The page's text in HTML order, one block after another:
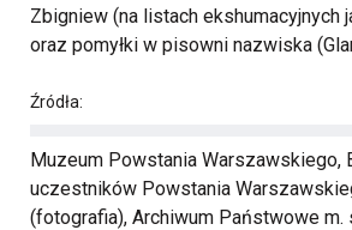
Zbigniew (na listach ekshumacyjnych
oraz pomyłki w pisowni nazwiska
Źródła:
Muzeum Powstania Warszawskiego,
uczestników Powstania
(fotografia), Archiwum Państwowe m.